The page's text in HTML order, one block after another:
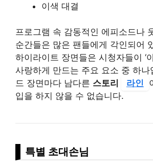
이색 대결
프로그램 속 감동적인 에피소드나
순간들은 많은 팬들에게 각인되어
하이라이트 장면들은 시청자들이 ‘
사랑하게 만드는 주요 요소 중 하나
드 장면마다 남다른 스토리 라인
입을 하지 않을 수 없습니다.
특별 초대손님